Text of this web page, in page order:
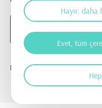
BİZİ TAKİP EDİN
Hayır,
Evet, tüm